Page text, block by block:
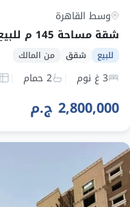
وسط القاهرة
للبيع شقق من المالك
3 غ نوم 2 حمام
2,800,000 ج.م